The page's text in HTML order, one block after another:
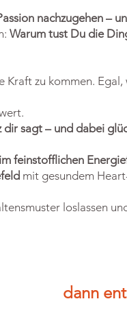
nachzugehen –
Warum tust Du die
zu kommen. Egal,
dir sagt – und dabei
feinstofflichen
mit gesundem
loslassen
dann